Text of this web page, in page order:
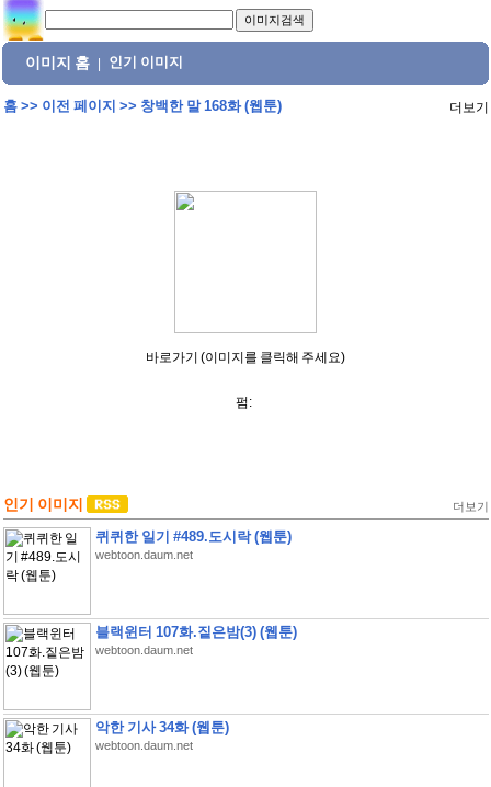
이미지 홈 인기 이미지
홈>> 이전 페이지 >> 창백한 말 168화 (웹툰) 더보기
바로가기 (이미지를 클릭해 주세요)
펌:
인기 이미지 더보기
퀴퀴한 일기 #489.도시락 (웹툰)
webtoon.daum.net
블랙윈터 107화.짙은밤(3) (웹툰)
webtoon.daum.net
악한 기사 34화 (웹툰)
webtoon.daum.net